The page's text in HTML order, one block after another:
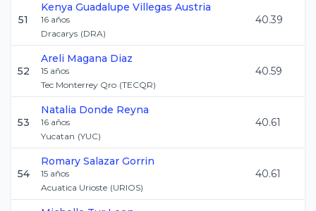
51
Kenya Guadalupe Villegas Austria
16 años
Dracarys (DRA)
40.39
52
Areli Magana Diaz
15 años
Tec Monterrey Qro (TECQR)
40.59
53
Natalia Donde Reyna
16 años
Yucatan (YUC)
40.61
54
Romary Salazar Gorrin
15 años
Acuatica Urioste (URIOS)
40.61